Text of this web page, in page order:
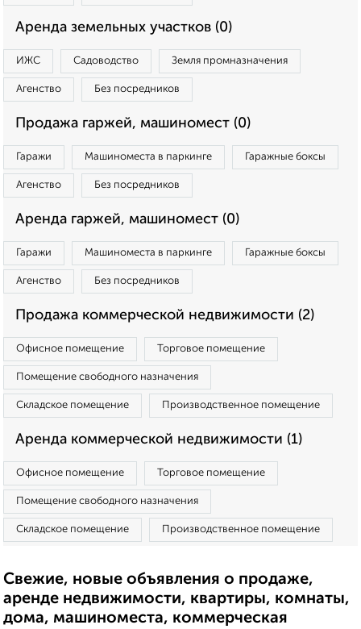
Аренда земельных участков (0)
ИЖС Садоводство Земля промназначения
Агенство Без посредников
Продажа гаржей, машиномест (0)
Гаражи Машиноместа в паркинге Гаражные боксы
Агенство Без посредников
Аренда гаржей, машиномест (0)
Гаражи Машиноместа в паркинге Гаражные боксы
Агенство Без посредников
Продажа коммерческой недвижимости (2)
Офисное помещение Торговое помещение
Помещение свободного назначения
Складское помещение Производственное помещение
Аренда коммерческой недвижимости (1)
Офисное помещение Торговое помещение
Помещение свободного назначения
Складское помещение Производственное помещение
Свежие, новые объявления о продаже,
аренде недвижимости, квартиры, комнаты,
дома, машиноместа, коммерческая